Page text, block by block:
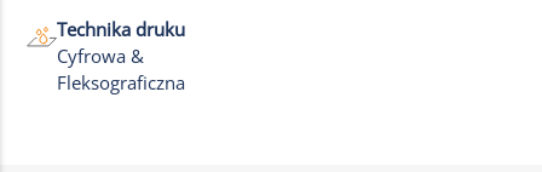
Technika druku
Cyfrowa &
Fleksograficzna